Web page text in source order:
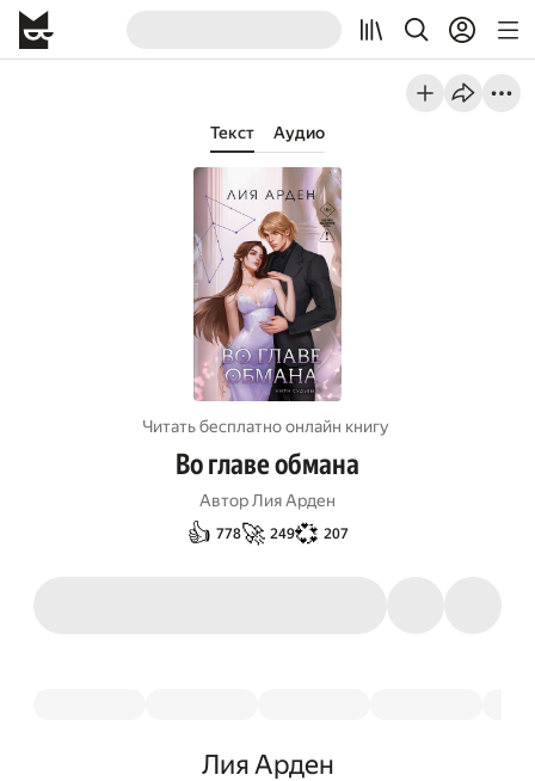
Текст Аудио
Читать бесплатно онлайн книгу
Во главе обмана
АвторЛия Арден
👍 778🚀 249💞 207
Лия Арден